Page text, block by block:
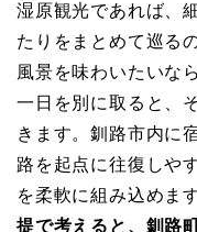
湿原観光であれば、
たりをまとめて巡る
風景を味わいたいな
一日を別に取ると、
きます。釧路市内に
路を起点に往復しや
を柔軟に組み込めます
提で考えると、釧路